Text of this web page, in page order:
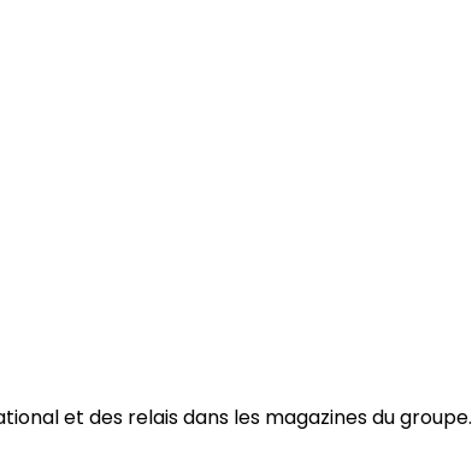
et des relais dans les magazines du groupe.